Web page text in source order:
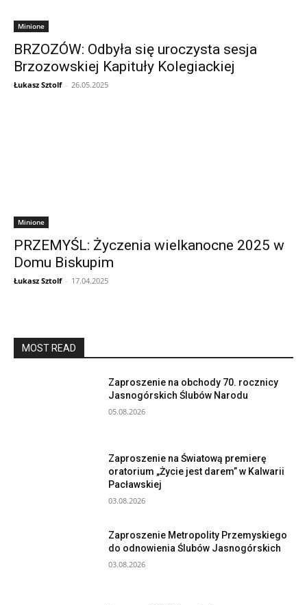
Minione
BRZOZÓW: Odbyła się uroczysta sesja
Brzozowskiej Kapituły Kolegiackiej
Łukasz Sztolf - 26.05.2025
Minione
PRZEMYŚL: Życzenia wielkanocne 2025 w
Domu Biskupim
Łukasz Sztolf - 17.04.2025
MOST READ
Zaproszenie na obchody 70. rocznicy
Jasnogórskich Ślubów Narodu
05.08.2026
Zaproszenie na Światową premierę
oratorium „Życie jest darem” w Kalwarii
Pacławskiej
03.08.2026
Zaproszenie Metropolity Przemyskiego
do odnowienia Ślubów Jasnogórskich
03.08.2026